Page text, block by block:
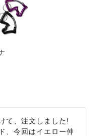
て、注文しました!
、今回はイエロー仲